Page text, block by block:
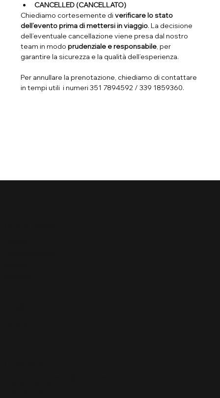
CANCELLED (CANCELLATO)
Chiediamo cortesemente di verificare lo stato
dell’evento prima di mettersi in viaggio. La decisione
dell’eventuale cancellazione viene presa dal nostro
team in modo prudenziale e responsabile, per
garantire la sicurezza e la qualità dell’esperienza.
Per annullare la prenotazione, chiediamo di contattare
in tempi utili  i numeri 351 7894592 / 339 1859360.